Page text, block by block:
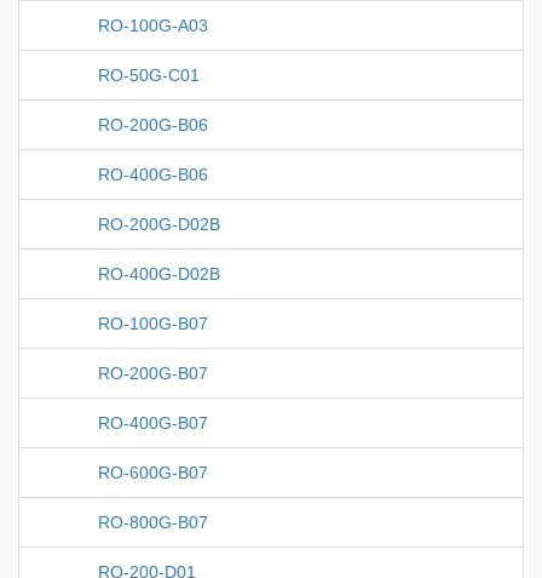
RO-100G-A03
RO-50G-C01
RO-200G-B06
RO-400G-B06
RO-200G-D02B
RO-400G-D02B
RO-100G-B07
RO-200G-B07
RO-400G-B07
RO-600G-B07
RO-800G-B07
RO-200-D01